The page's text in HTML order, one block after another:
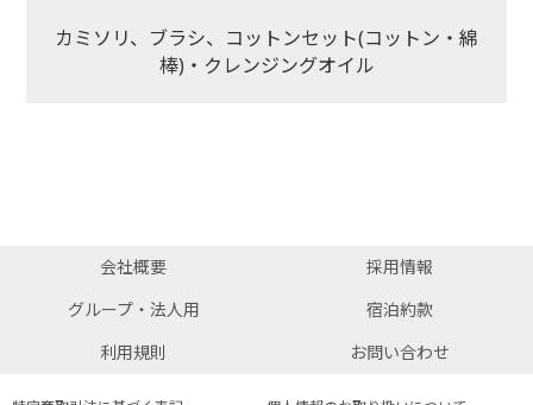
カミソリ、ブラシ、コットンセット(コットン・綿
棒)・クレンジングオイル
会社概要
採用情報
グループ・法人用
宿泊約款
利用規則
お問い合わせ